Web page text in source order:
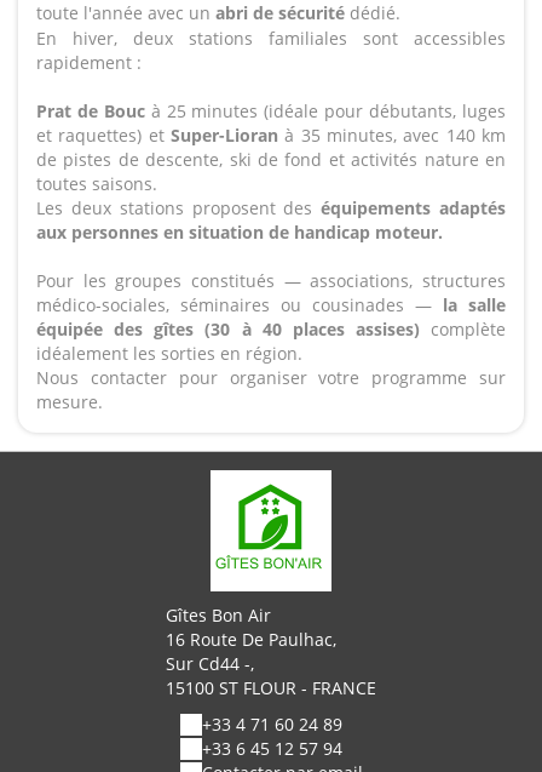
toute l'année avec un abri de sécurité dédié.
En hiver, deux stations familiales sont accessibles
rapidement :
Prat de Bouc à 25 minutes (idéale pour débutants, luges
et raquettes) et Super-Lioranà 35 minutes, avec 140 km
de pistes de descente, ski de fond et activités nature en
toutes saisons.
Les deux stations proposent deséquipements adaptés
aux personnes en situation de handicap moteur.
Pour les groupes constitués — associations, structures
médico-sociales, séminaires ou cousinades — la salle
équipée des gîtes (30 à 40 places assises) complète
idéalement les sorties en région.
Nous contacter pour organiser votre programme sur
mesure.
Gîtes Bon Air
16 Route De Paulhac,
Sur Cd44 -,
15100 ST FLOUR - FRANCE
+33 4 71 60 24 89
+33 6 45 12 57 94